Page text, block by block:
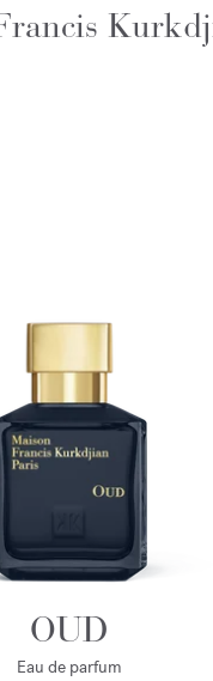
OUD
Eau de parfum